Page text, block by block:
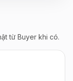
từ Buyer khi có.